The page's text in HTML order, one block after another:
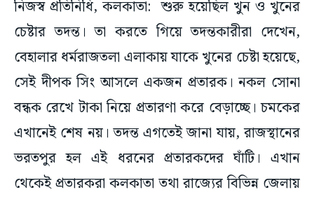
নিজস্ব প্রতিনিধি, কলকাতা: শুরু হয়েছিল খুন ও খুনের
চেষ্টার তদন্ত। তা করতে গিয়ে তদন্তকারীরা দেখেন,
বেহালার ধর্মরাজতলা এলাকায় যাকে খুনের চেষ্টা হয়েছে,
সেই দীপক সিং আসলে একজন প্রতারক। নকল সোনা
বন্ধক রেখে টাকা নিয়ে প্রতারণা করে বেড়াচ্ছে। চমকের
এখানেই শেষ নয়। তদন্ত এগতেই জানা যায়, রাজস্থানের
ভরতপুর হল এই ধরনের প্রতারকদের ঘাঁটি। এখান
থেকেই প্রতারকরা কলকাতা তথা রাজ্যের বিভিন্ন জেলায়